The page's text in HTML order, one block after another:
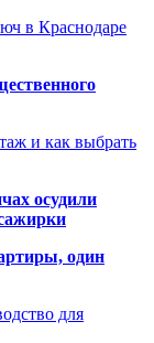
в Краснодаре
и как выбрать
осудили
один
для